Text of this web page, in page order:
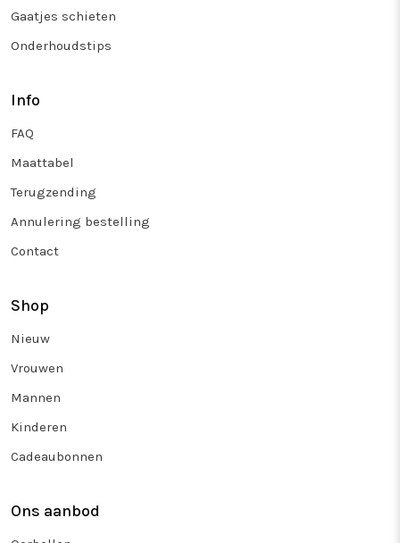
Gaatjes schieten
Onderhoudstips
Info
FAQ
Maattabel
Terugzending
Annulering bestelling
Contact
Shop
Nieuw
Vrouwen
Mannen
Kinderen
Cadeaubonnen
Ons aanbod